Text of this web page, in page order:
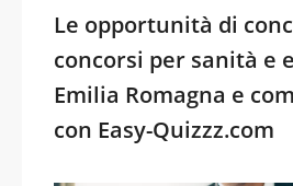
Le opportunità di
concorsi per sanità e
Emilia Romagna e
con Easy-Quizzz.com